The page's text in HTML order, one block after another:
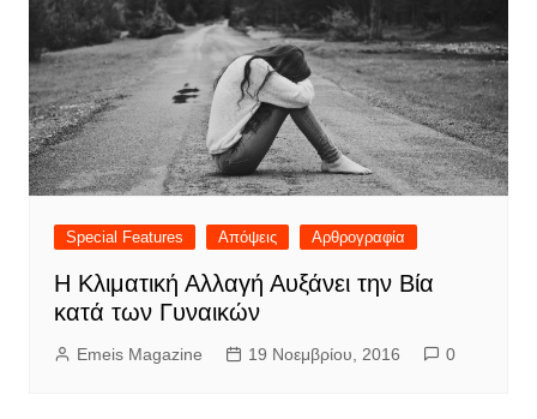
Special Features Απόψεις Αρθρογραφία
Η Κλιματική Αλλαγή Αυξάνει την Βία
κατά των Γυναικών
Emeis Magazine 19 Νοεμβρίου, 2016 0